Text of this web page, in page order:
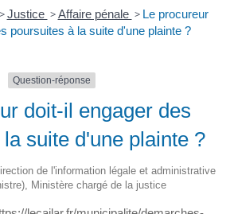
> Justice > Affaire pénale > Le procureur
poursuites à la suite d'une plainte ?
Question-réponse
doit-il engager des
suite d'une plainte ?
de l'information légale et administrative
Ministère chargé de la justice